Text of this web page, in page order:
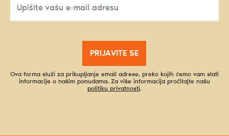
PRIJAVITE SE
Ova forma služi za prikupljanje email adrese, preko kojih ćemo vam slati
informacije o našim ponudama. Za više informacija pročitajte našu
politiku privatnosti.